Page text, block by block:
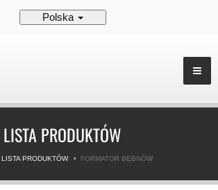
Polska
LISTA PRODUKTÓW
LISTA PRODUKTÓW FORMATOR BĘBNÓW